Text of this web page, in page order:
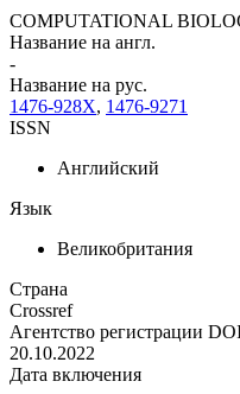
COMPUTATIONAL
Название на англ.
-
Название на рус.
1476-928X, 1476-9271
ISSN
Английский
Язык
Великобритания
Страна
Crossref
Агентство регистрации
20.10.2022
Дата включения